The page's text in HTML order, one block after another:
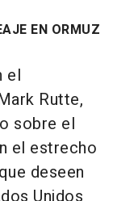
EN ORMUZ
el
Rutte,
sobre el
el estrecho
deseen